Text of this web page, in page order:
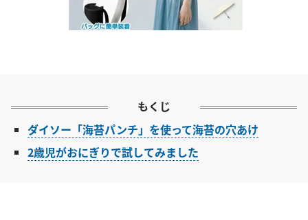
もくじ
ダイソー「海苔パンチ」を使って海苔の穴あけ
2歳児がおにぎりで試してみました